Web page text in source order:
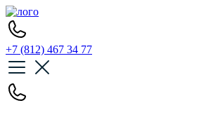
+7 (812) 467 34 77